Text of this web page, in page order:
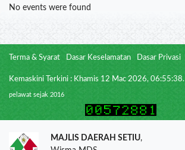
No events were found
Terma & Syarat Dasar Keselamatan Dasar Privasi
Kemaskini Terkini : Khamis 12 Mac 2026, 06:55:38.
pelawat sejak 2016
MAJLIS DAERAH SETIU,